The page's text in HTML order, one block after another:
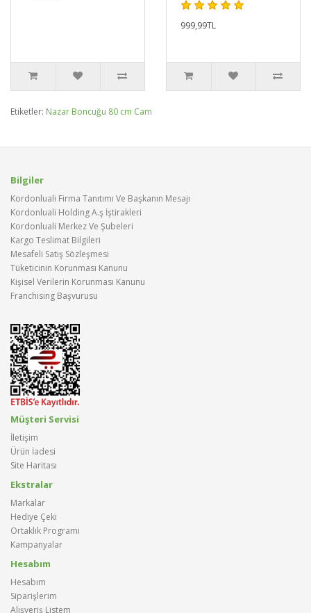
999,99TL
Etiketler: Nazar Boncuğu 80 cm Cam
Bilgiler
Kordonluali Firma Tanıtımı Ve Başkanın Mesajı
Kordonluali Holding A.ş İştirakleri
Kordonluali Merkez Ve Şubeleri
Kargo Teslimat Bilgileri
Mesafeli Satış Sözleşmesi
Tüketicinin Korunması Kanunu
Kişisel Verilerin Korunması Kanunu
Franchising Başvurusu
Müşteri Servisi
İletişim
Ürün İadesi
Site Haritası
Ekstralar
Markalar
Hediye Çeki
Ortaklık Programı
Kampanyalar
Hesabım
Hesabım
Siparişlerim
Alışveriş Listem